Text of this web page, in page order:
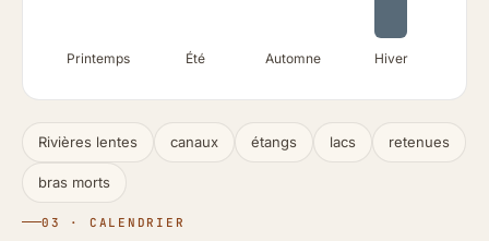
Printemps Été Automne Hiver
Rivières lentes canaux étangs lacs retenues
bras morts
03 · CALENDRIER